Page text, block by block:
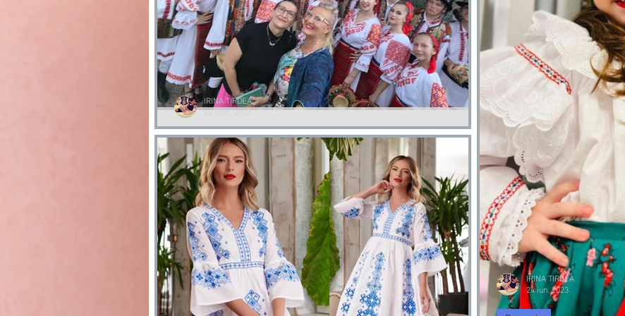
Romanii din Diaspora | Ansamblul SOMESANA Folk Assembly| Asociatia
Romanilor IRIS Italia|
Romanii din Diaspora | Ansamblul SOMESANA Folk Assembly| Asociatia Romanilor IRIS
Italia|
IRINA TIRDEA
20 sept. 2023
IRINA TIRDEA
24 iun. 2023